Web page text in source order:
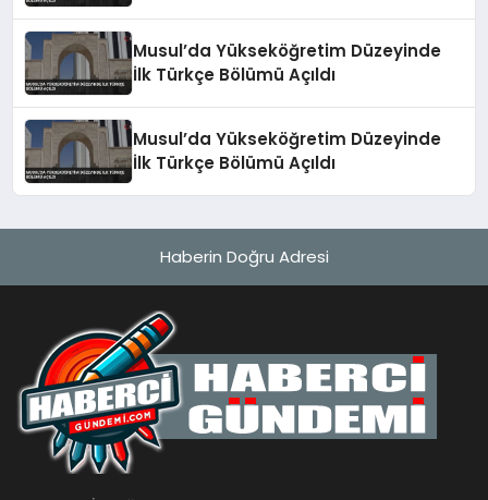
Musul’da Yükseköğretim Düzeyinde
İlk Türkçe Bölümü Açıldı
Musul’da Yükseköğretim Düzeyinde
İlk Türkçe Bölümü Açıldı
Haberin Doğru Adresi